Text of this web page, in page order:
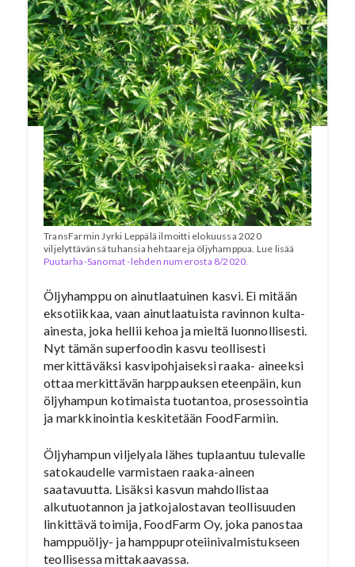
TransFarmin Jyrki Leppälä ilmoitti elokuussa 2020
viljelyttävänsä tuhansia hehtaareja öljyhamppua. Lue lisää
Puutarha-Sanomat -lehden numerosta 8/2020.
Öljyhamppu on ainutlaatuinen kasvi. Ei mitään
eksotiikkaa, vaan ainutlaatuista ravinnon kulta-
ainesta, joka hellii kehoa ja mieltä luonnollisesti.
Nyt tämän superfoodin kasvu teollisesti
merkittäväksi kasvipohjaiseksi raaka- aineeksi
ottaa merkittävän harppauksen eteenpäin, kun
öljyhampun kotimaista tuotantoa, prosessointia
ja markkinointia keskitetään FoodFarmiin.
Öljyhampun viljelyala lähes tuplaantuu tulevalle
satokaudelle varmistaen raaka-aineen
saatavuutta. Lisäksi kasvun mahdollistaa
alkutuotannon ja jatkojalostavan teollisuuden
linkittävä toimija, FoodFarm Oy, joka panostaa
hamppuöljy- ja hamppuproteiinivalmistukseen
teollisessa mittakaavassa.